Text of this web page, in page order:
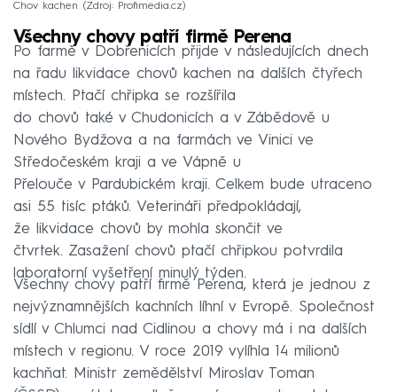
Chov kachen Zdroj: Profimedia.cz
Všechny chovy patří firmě Perena
Po farmě v Dobřenicích přijde v následujících dnech
na řadu likvidace chovů kachen na dalších čtyřech
místech. Ptačí chřipka se rozšířila
do chovů také v Chudonicích a v Zábědově u
Nového Bydžova a na farmách ve Vinici ve
Středočeském kraji a ve Vápně u
Přelouče v Pardubickém kraji. Celkem bude utraceno
asi 55 tisíc ptáků. Veterináři předpokládají,
že likvidace chovů by mohla skončit ve
čtvrtek. Zasažení chovů ptačí chřipkou potvrdila
laboratorní vyšetření minulý týden.
Všechny chovy patří firmě Perena, která je jednou z
nejvýznamnějších kachních líhní v Evropě. Společnost
sídlí v Chlumci nad Cidlinou a chovy má i na dalších
místech v regionu. V roce 2019 vylíhla 14 milionů
kachňat. Ministr zemědělství Miroslav Toman